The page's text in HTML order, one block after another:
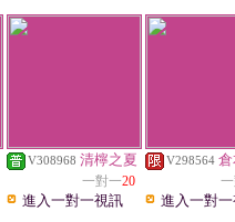
V308968 清檸之夏
一對一20
進入一對一視訊
V298564
進入一對